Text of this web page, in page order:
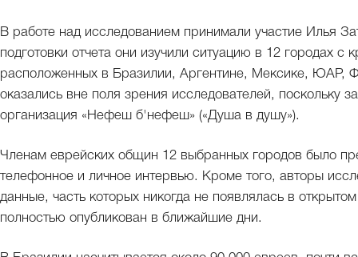
В работе над исследованием принимали участие Илья
подготовки отчета они изучили ситуацию в 12 городах
расположенных в Бразилии, Аргентине, Мексике,
оказались вне поля зрения исследователей, поскольку
организация «Нефеш б'нефеш» («Душа в душу»).
Членам еврейских общин 12 выбранных городов было
телефонное и личное интервью. Кроме того, авторы
данные, часть которых никогда не появлялась в
полностью опубликован в ближайшие дни.